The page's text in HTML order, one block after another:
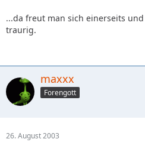
...da freut man sich einerseits
traurig.
maxxx
Forengott
26. August 2003